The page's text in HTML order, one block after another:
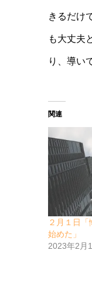
きるだけ
も大丈夫
り、導い
関連
２月１日
始めた」
2023年2月